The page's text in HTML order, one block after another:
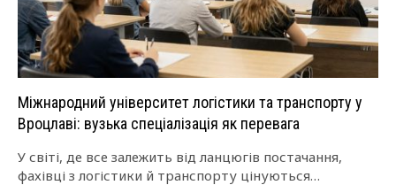
Міжнародний університет логістики та транспорту у
Вроцлаві: вузька спеціалізація як перевага
У світі, де все залежить від ланцюгів постачання,
фахівці з логістики й транспорту цінуються